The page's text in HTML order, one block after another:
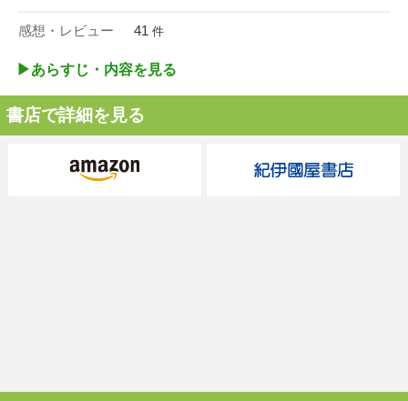
感想・レビュー 41 件
▶︎あらすじ・内容を見る
書店で詳細を見る